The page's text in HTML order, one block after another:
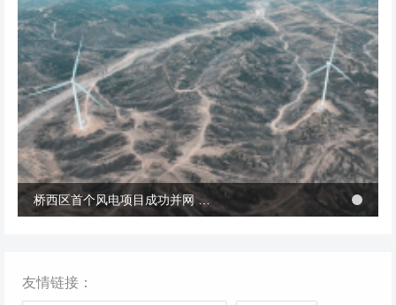
桥西区首个风电项目成功并网 助力绿电转型与乡村共富
冬季张北风景 桥西区首个风电项目成功并网 助力绿电转型与乡村共富
友情链接：